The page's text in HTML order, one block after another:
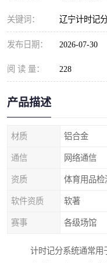
关键词： 辽宁计时记
发布日期： 2026-07-30
阅 读 量： 228
产品描述
材质 铝合金
通信 网络通信
资质 体育用品检
软件资质 软著
赛事 各级场馆
计时记分系统通常用